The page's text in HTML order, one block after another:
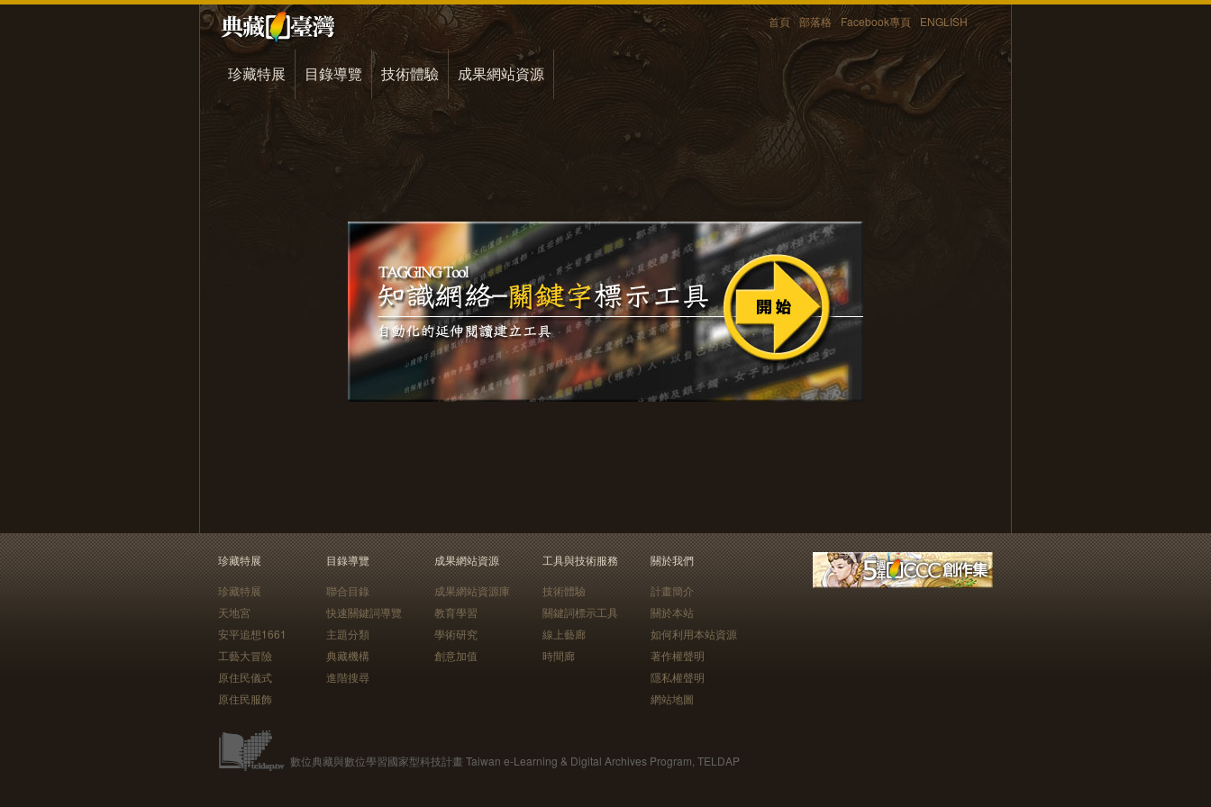
首頁 部落格 Facebook專頁 ENGLISH
珍藏特展 目錄導覽 技術體驗 成果網站資源
珍藏特展
珍藏特展
天地宮
安平追想1661
工藝大冒險
原住民儀式
原住民服飾
目錄導覽
聯合目錄
快速關鍵詞導覽
主題分類
典藏機構
進階搜尋
成果網站資源
成果網站資源庫
教育學習
學術研究
創意加值
工具與技術服務
技術體驗
關鍵詞標示工具
線上藝廊
時間廊
關於我們
計畫簡介
關於本站
如何利用本站資源
著作權聲明
隱私權聲明
網站地圖
數位典藏與數位學習國家型科技計畫 Taiwan e-Learning & Digital Archives Program, TELDAP